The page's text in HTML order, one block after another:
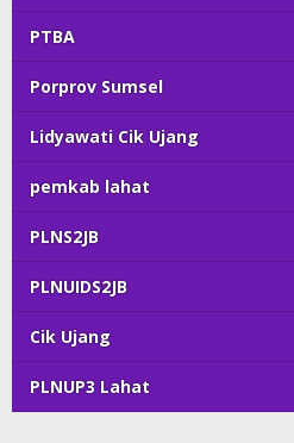
PTBA
Porprov Sumsel
Lidyawati Cik Ujang
pemkab lahat
PLNS2JB
PLNUIDS2JB
Cik Ujang
PLNUP3 Lahat